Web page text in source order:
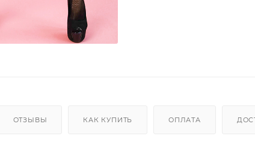
ОТЗЫВЫ КАК КУПИТЬ ОПЛАТА